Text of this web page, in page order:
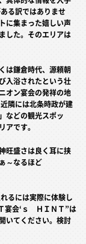
る訳ではありませ
に集まった嬉しい声
した。そのエリアは
は鎌倉時代、源頼朝
入浴されたという壮
オン宴会の発祥の地
隣には北条時政が建
などの観光スポッ
アです。
旺盛さは良く耳に挟
～なるほど
るには実際に体験し
宴会‘ｓ ＨＩＮＴ”は
いてください。検討